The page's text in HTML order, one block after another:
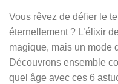
Vous rêvez de défier le
éternellement ? L’élixir
magique, mais un mode
Découvrons ensemble
quel âge avec ces 6